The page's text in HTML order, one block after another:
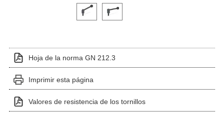
Haga clic en una imagen de variante para verla
Hoja de la norma GN 212.3
Imprimir esta página
Valores de resistencia de los tornillos